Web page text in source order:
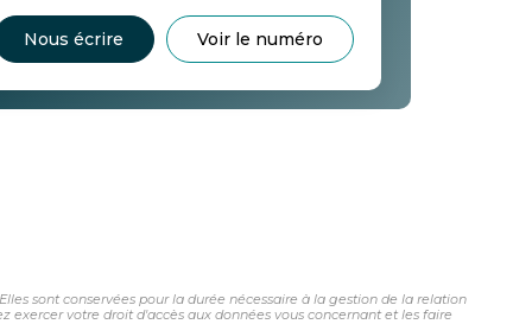
Nous écrire Voir le numéro
sont conservées pour la durée nécessaire à la gestion de la relation
exercer votre droit d'accès aux données vous concernant et les faire